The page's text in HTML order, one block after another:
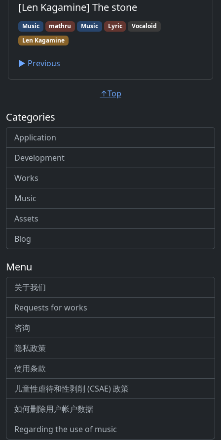
[Len Kagamine] The stone
Music mathru Music Lyric
Vocaloid
Len Kagamine
▶︎ Previous
↑Top
Categories
Application
Development
Works
Music
Assets
Blog
Menu
关于我们
Requests for works
咨询
隐私政策
使用条款
儿童性虐待和性剥削 (CSAE) 政策
如何删除用户帐户数据
Regarding the use of music